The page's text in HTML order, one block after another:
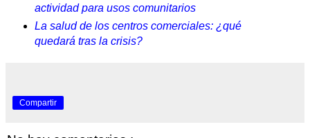
actividad para usos comunitarios
La salud de los centros comerciales: ¿qué
quedará tras la crisis?
Compartir